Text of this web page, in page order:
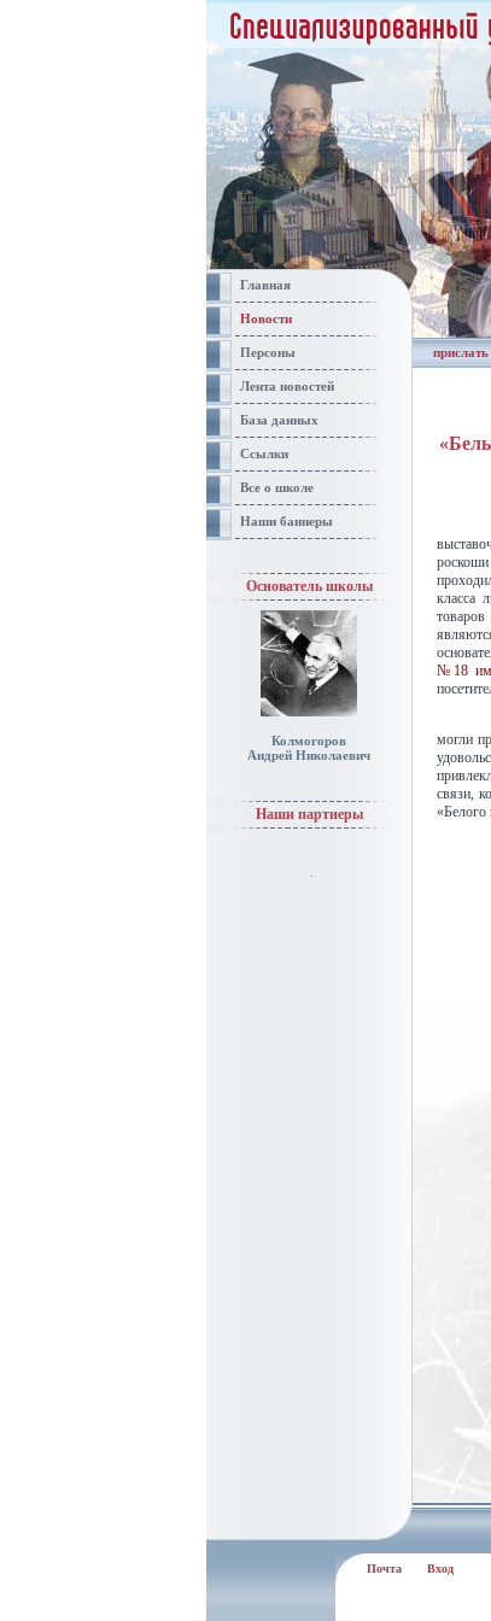
Главная
Новости
Персоны
Лента новостей
База данных
Ссылки
Все о школе
Наши баннеры
Основатель школы
Колмогоров
Андрей Николаевич
Наши партнеры
класса
№18
могли
связи,
«Белого
Почта Вход